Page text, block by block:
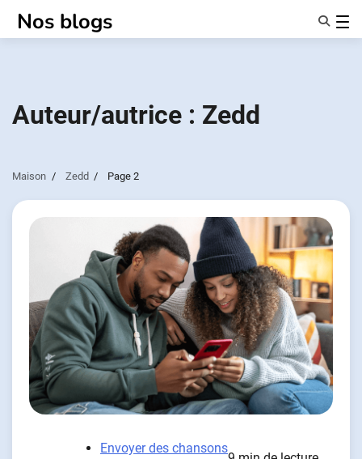
Nos blogs
NotifierPartenaires
Auteur/autrice : Zedd
Maison Zedd Page 2
Envoyer des chansons